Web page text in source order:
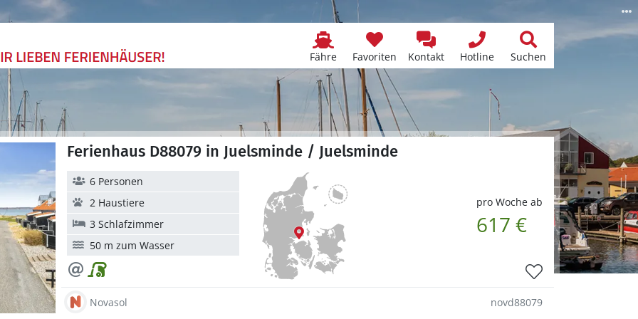
Fähre Favoriten Kontakt Hotline Suchen
Ferienhaus D88079 in Juelsminde / Juelsminde
pro Woche ab
617 €
6 Personen
2 Haustiere
3 Schlafzimmer
50 m zum Wasser
Novasol novd88079